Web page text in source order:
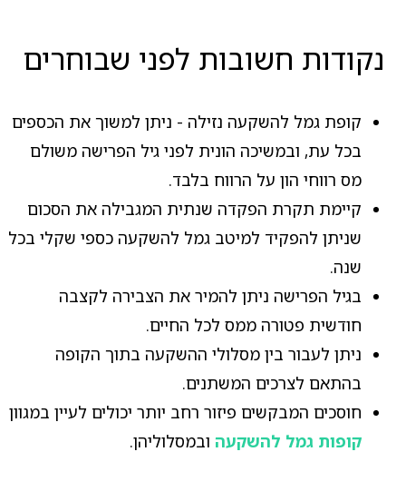
נקודות חשובות לפני שבוחרים
קופת גמל להשקעה נזילה - ניתן למשוך את הכספים
בכל עת, ובמשיכה הונית לפני גיל הפרישה משולם
מס רווחי הון על הרווח בלבד.
קיימת תקרת הפקדה שנתית המגבילה את הסכום
שניתן להפקיד למיטב גמל להשקעה כספי שקלי בכל
שנה.
בגיל הפרישה ניתן להמיר את הצבירה לקצבה
חודשית פטורה ממס לכל החיים.
ניתן לעבור בין מסלולי ההשקעה בתוך הקופה
בהתאם לצרכים המשתנים.
חוסכים המבקשים פיזור רחב יותר יכולים לעיין במגוון
קופות גמל להשקעהובמסלוליהן.